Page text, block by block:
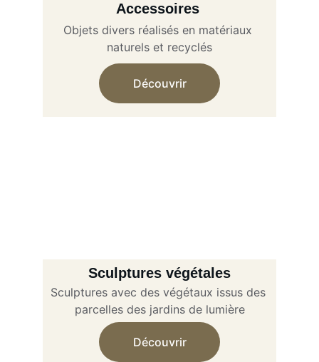
Accessoires
Objets divers réalisés en matériaux
naturels et recyclés
Découvrir
Découvrir
Sculptures avec des végétaux issus des
parcelles des jardins de lumière
Sculptures végétales